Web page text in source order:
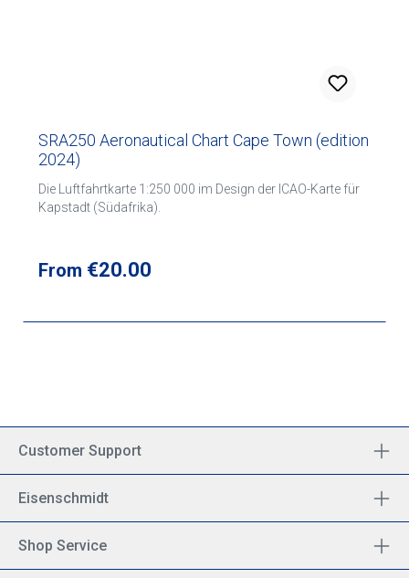
SRA250 Aeronautical Chart Cape Town (edition
2024)
Die Luftfahrtkarte 1:250 000 im Design der ICAO-Karte für
Kapstadt (Südafrika).
Regular price:
From €20.00
Customer Support
Eisenschmidt
Shop Service